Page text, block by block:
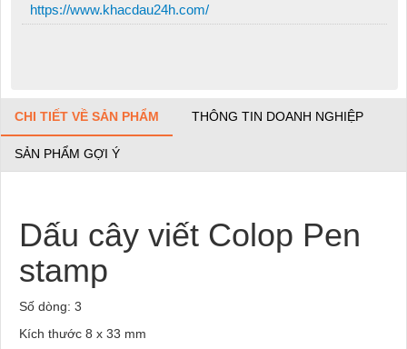
https://www.khacdau24h.com/
CHI TIẾT VỀ SẢN PHẨM THÔNG TIN DOANH NGHIỆP
SẢN PHẨM GỢI Ý
Dấu cây viết Colop Pen
stamp
Số dòng: 3
Kích thước 8 x 33 mm